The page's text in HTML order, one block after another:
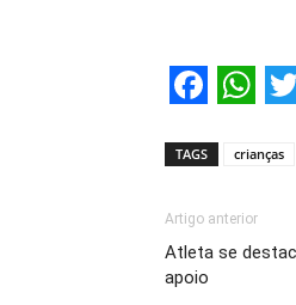
TAGS crianças
Artigo anterior
Atleta se
apoio